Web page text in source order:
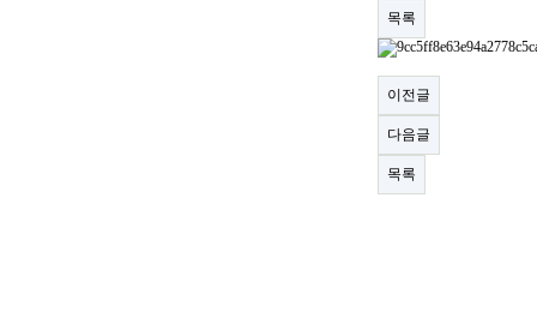
목록
이전글
다음글
목록